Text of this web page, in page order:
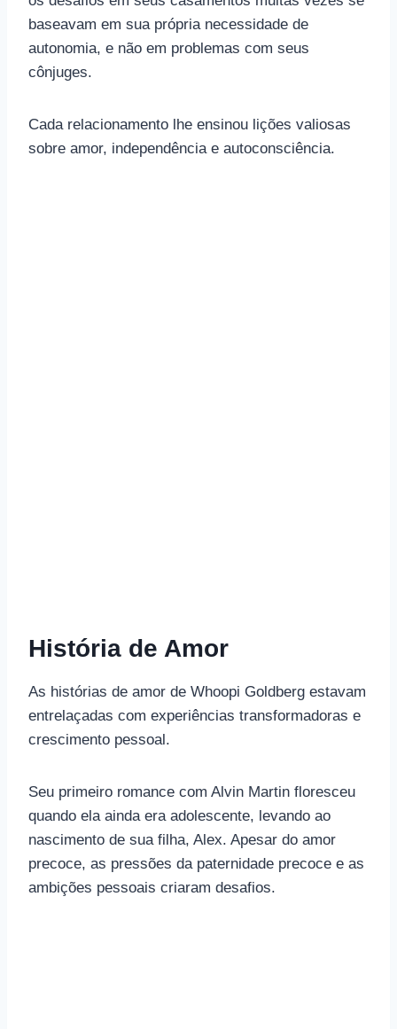
baseavam em sua própria necessidade de
autonomia, e não em problemas com seus
cônjuges.
Cada relacionamento lhe ensinou lições valiosas
sobre amor, independência e autoconsciência.
História de Amor
As histórias de amor de Whoopi Goldberg estavam
entrelaçadas com experiências transformadoras e
crescimento pessoal.
Seu primeiro romance com Alvin Martin floresceu
quando ela ainda era adolescente, levando ao
nascimento de sua filha, Alex. Apesar do amor
precoce, as pressões da paternidade precoce e as
ambições pessoais criaram desafios.